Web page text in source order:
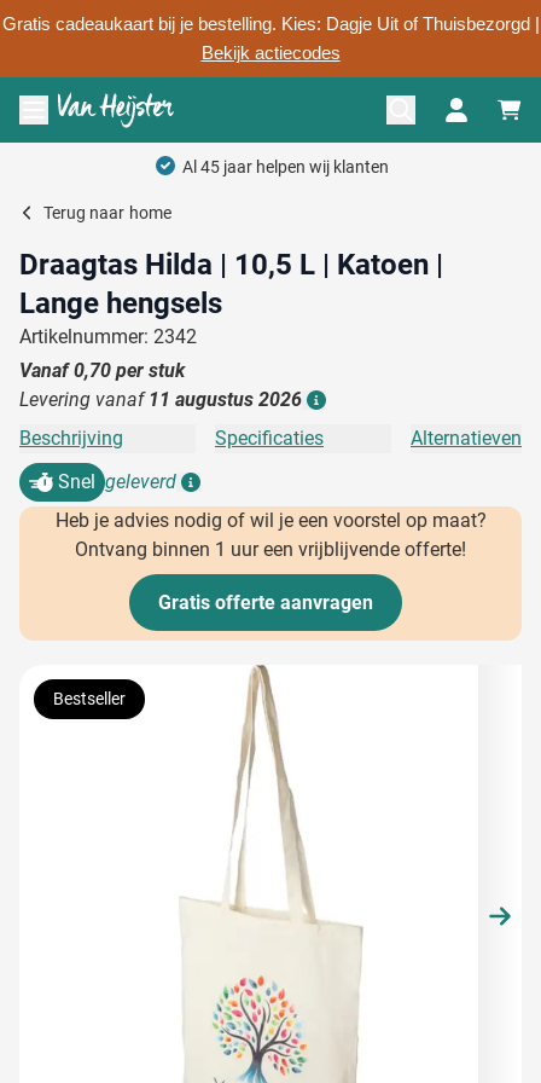
Gratis cadeaukaart bij je bestelling. Kies: Dagje Uit of Thuisbezorgd |
Bekijk actiecodes
Ga naar de inhoud
Menu openen
Terug naar home
Snel
geleverd
Details
Draagtas Hilda | 10,5 L | Katoen |
Lange hengsels
Artikelnummer: 2342
Vanaf0,70 per stuk
Levering vanaf 11 augustus 2026
Beschrijving Specificaties Alternatieven
Heb je advies nodig of wil je een voorstel op maat?
Ontvang binnen 1 uur een vrijblijvende offerte!
Gratis offerte aanvragen
Bestseller
Hoofdafbeelding
Klik om afbeelding op volledig scherm te bekijken